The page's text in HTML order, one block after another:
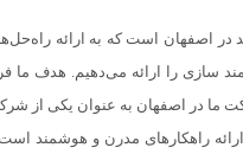
در اصفهان است که به ارائه
سازی را ارائه می‌دهیم. هدف ما
ما در اصفهان به عنوان یکی از
راهکارهای مدرن و هوشمند است.